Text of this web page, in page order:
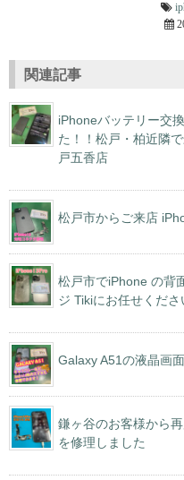
関連記事
iPhoneバッテリー交
た！！松戸・柏近隣
戸五香店
松戸市からご来店
松戸市でiPhone の背
ジ Tikiにお任せくださ
Galaxy A51の液晶画
鎌ヶ谷のお客様から
を修理しました